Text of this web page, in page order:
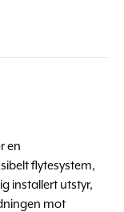
en
flytesystem,
installert utstyr,
mot